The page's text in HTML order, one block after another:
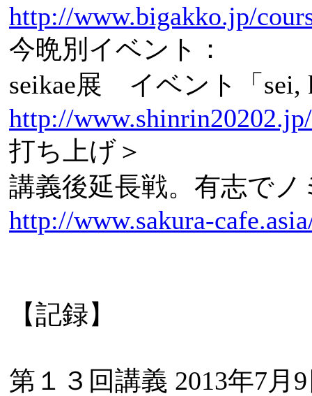
http://www.bigakko.jp/
今晩別イベント：
seikae展 イベント「sei,
http://
打ち上げ＞
講義後延長戦。有志で
http://www.sakura-
【記録】
第１３回講義 2013年7月